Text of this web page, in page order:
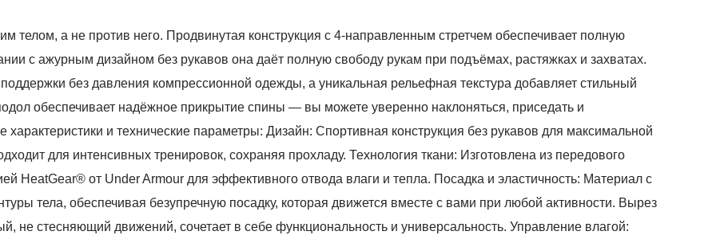
телом, а не против него. Продвинутая конструкция с 4-направленным стретчем обеспечивает полную
с ажурным дизайном без рукавов она даёт полную свободу рукам при подъёмах, растяжках и захватах.
без давления компрессионной одежды, а уникальная рельефная текстура добавляет стильный
обеспечивает надёжное прикрытие спины — вы можете уверенно наклоняться, приседать и
характеристики и технические параметры: Дизайн: Спортивная конструкция без рукавов для максимальной
для интенсивных тренировок, сохраняя прохладу. Технология ткани: Изготовлена из передового
HeatGear® от Under Armour для эффективного отвода влаги и тепла. Посадка и эластичность: Материал с
тела, обеспечивая безупречную посадку, которая движется вместе с вами при любой активности. Вырез
не стесняющий движений, сочетает в себе функциональность и универсальность. Управление влагой: